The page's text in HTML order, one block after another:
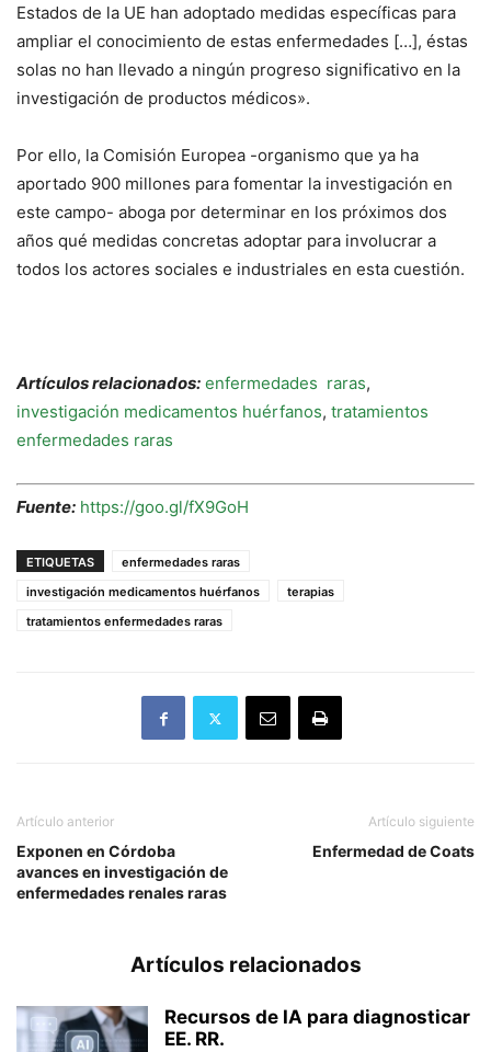
Estados de la UE han adoptado medidas específicas para
ampliar el conocimiento de estas enfermedades […], éstas
solas no han llevado a ningún progreso significativo en la
investigación de productos médicos».
Por ello, la Comisión Europea -organismo que ya ha
aportado 900 millones para fomentar la investigación en
este campo- aboga por determinar en los próximos dos
años qué medidas concretas adoptar para involucrar a
todos los actores sociales e industriales en esta cuestión.
Artículos relacionados: enfermedades raras,
investigación medicamentos huérfanos, tratamientos
enfermedades raras
Fuente: https://goo.gl/fX9GoH
ETIQUETAS
enfermedades raras
investigación medicamentos huérfanos
terapias
tratamientos enfermedades raras
Artículo anterior
Exponen en Córdoba
avances en investigación de
enfermedades renales raras
Artículo siguiente
Enfermedad de Coats
Artículos relacionados
Recursos de IA para diagnosticar
EE. RR.